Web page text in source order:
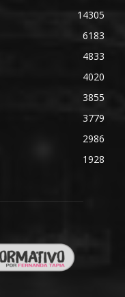
14305
6183
4833
4020
3855
3779
2986
1928